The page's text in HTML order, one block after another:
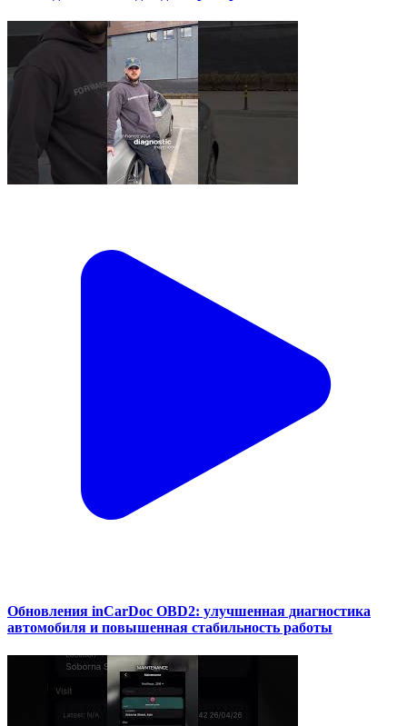
Обновления inCarDoc OBD2: улучшенная диагностика
автомобиля и повышенная стабильность работы